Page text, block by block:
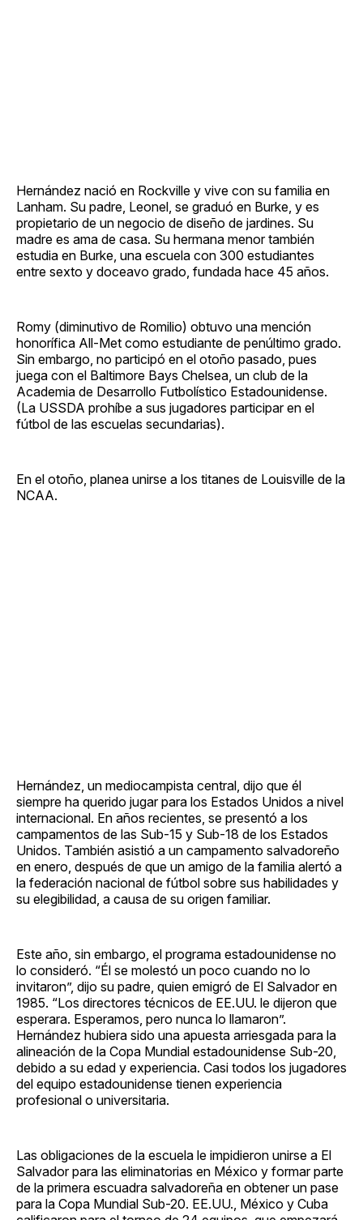
Hernández nació en Rockville y vive con su familia en
Lanham. Su padre, Leonel, se graduó en Burke, y es
propietario de un negocio de diseño de jardines. Su
madre es ama de casa. Su hermana menor también
estudia en Burke, una escuela con 300 estudiantes
entre sexto y doceavo grado, fundada hace 45 años.
Romy (diminutivo de Romilio) obtuvo una mención
honorífica All-Met como estudiante de penúltimo grado.
Sin embargo, no participó en el otoño pasado, pues
juega con el Baltimore Bays Chelsea, un club de la
Academia de Desarrollo Futbolístico Estadounidense.
(La USSDA prohíbe a sus jugadores participar en el
fútbol de las escuelas secundarias).
En el otoño, planea unirse a los titanes de Louisville de la
NCAA.
Hernández, un mediocampista central, dijo que él
siempre ha querido jugar para los Estados Unidos a nivel
internacional. En años recientes, se presentó a los
campamentos de las Sub-15 y Sub-18 de los Estados
Unidos. También asistió a un campamento salvadoreño
en enero, después de que un amigo de la familia alertó a
la federación nacional de fútbol sobre sus habilidades y
su elegibilidad, a causa de su origen familiar.
Este año, sin embargo, el programa estadounidense no
lo consideró. “Él se molestó un poco cuando no lo
invitaron”, dijo su padre, quien emigró de El Salvador en
1985. “Los directores técnicos de EE.UU. le dijeron que
esperara. Esperamos, pero nunca lo llamaron”.
Hernández hubiera sido una apuesta arriesgada para la
alineación de la Copa Mundial estadounidense Sub-20,
debido a su edad y experiencia. Casi todos los jugadores
del equipo estadounidense tienen experiencia
profesional o universitaria.
Las obligaciones de la escuela le impidieron unirse a El
Salvador para las eliminatorias en México y formar parte
de la primera escuadra salvadoreña en obtener un pase
para la Copa Mundial Sub-20. EE.UU., México y Cuba